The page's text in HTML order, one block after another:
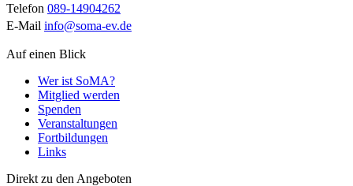
Telefon 089-14904262
E-Mail info@soma-ev.de
Auf einen Blick
Wer ist SoMA?
Mitglied werden
Spenden
Veranstaltungen
Fortbildungen
Links
Direkt zu den Angeboten